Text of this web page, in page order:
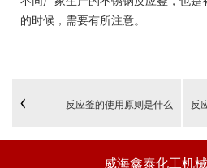
的时候，需要有所注意。
反应釜的使用原则是什么 反
威海鑫泰化工机